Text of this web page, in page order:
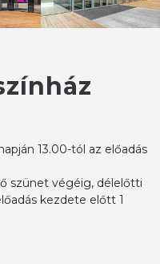
13.00-tól az előadás
szünet végéig, délelőtti
kezdete előtt 1